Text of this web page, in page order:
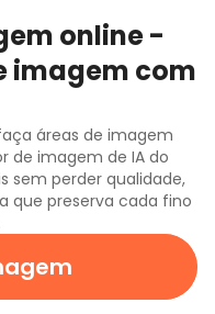
online -
imagem com
áreas de imagem
de imagem de IA do
sem perder qualidade,
que preserva cada fino